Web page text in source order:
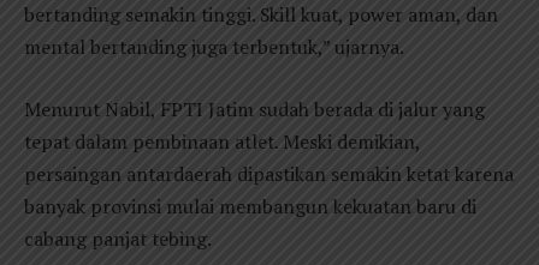
bertanding semakin tinggi. Skill kuat, power aman, dan
mental bertanding juga terbentuk,” ujarnya.
Menurut Nabil, FPTI Jatim sudah berada di jalur yang
tepat dalam pembinaan atlet. Meski demikian,
persaingan antardaerah dipastikan semakin ketat karena
banyak provinsi mulai membangun kekuatan baru di
cabang panjat tebing.